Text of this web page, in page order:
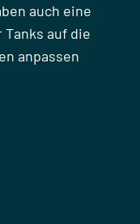
auch eine
auf die
anpassen